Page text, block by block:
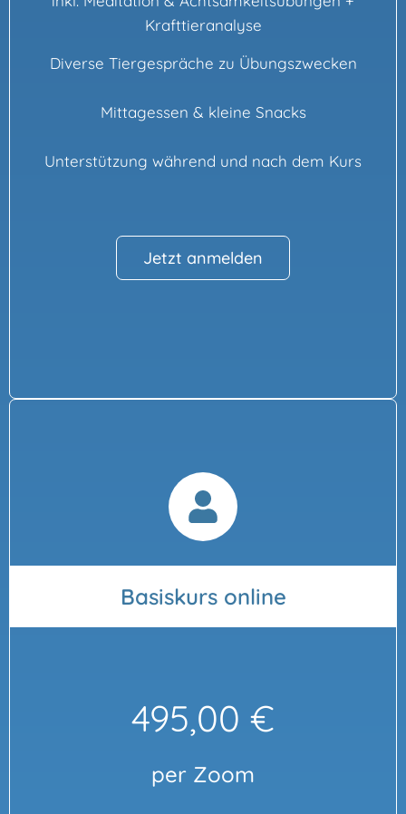
Krafttieranalyse
Diverse Tiergespräche zu Übungszwecken
Mittagessen & kleine Snacks
Unterstützung während und nach dem Kurs
Jetzt anmelden
Basiskurs online
495,00 €
per Zoom